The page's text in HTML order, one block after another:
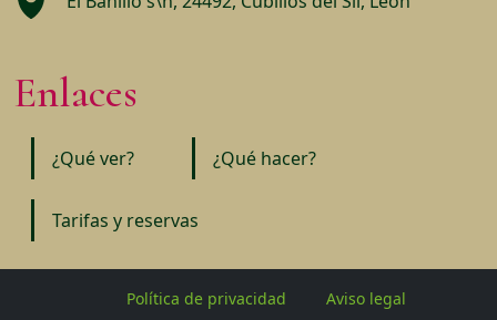
Enlaces
¿Qué ver? ¿Qué hacer?
Tarifas y reservas
Política de privacidad Aviso legal